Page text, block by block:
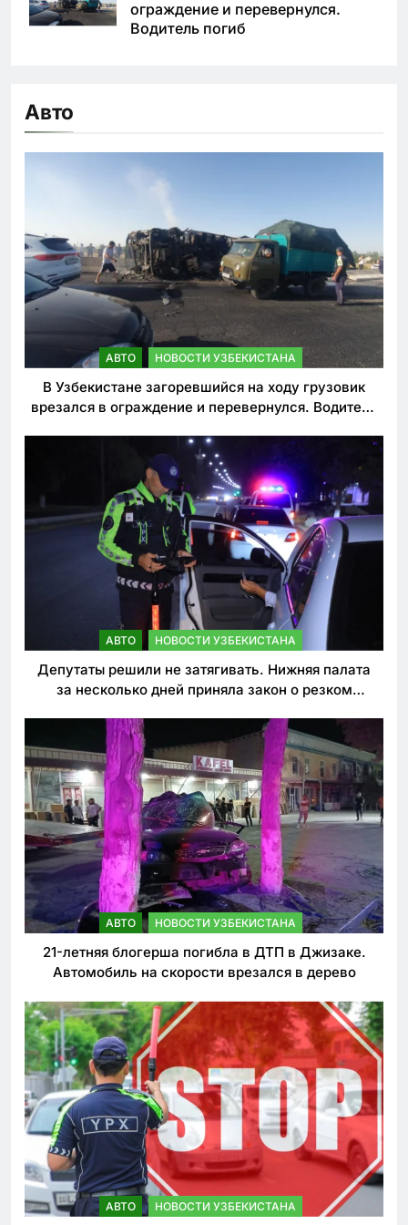
ограждение и перевернулся.
Водитель погиб
Авто
АВТО НОВОСТИ УЗБЕКИСТАНА
В Узбекистане загоревшийся на ходу грузовик
врезался в ограждение и перевернулся. Водитель
АВТО НОВОСТИ УЗБЕКИСТАНА
Депутаты решили не затягивать. Нижняя палата
за несколько дней приняла закон о резком
АВТО НОВОСТИ УЗБЕКИСТАНА
21-летняя блогерша погибла в ДТП в Джизаке.
Автомобиль на скорости врезался в дерево
АВТО НОВОСТИ УЗБЕКИСТАНА